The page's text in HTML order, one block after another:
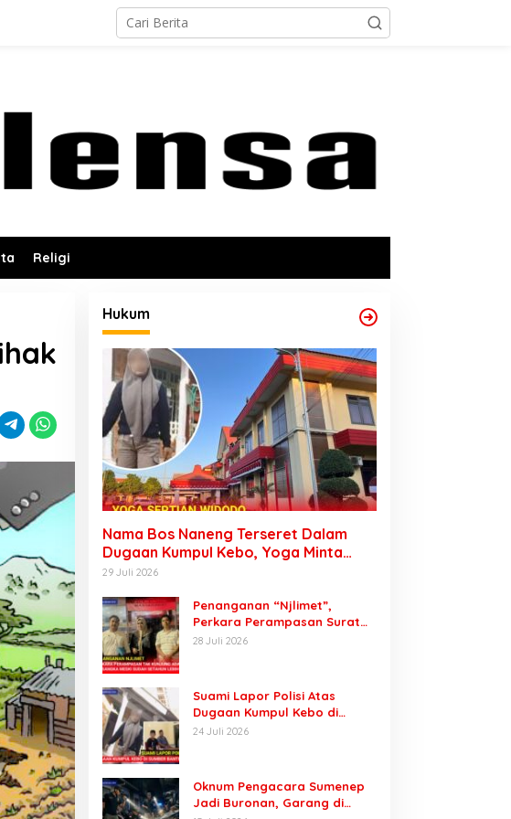
Religi
Hukum
Nama Bos Naneng Terseret Dalam
Dugaan Kumpul Kebo, Yoga Minta
Orang Tuanya Juga Dipanggil Polisi
29 Juli 2026
Penanganan “Njlimet”,
Perkara Perampasan Surat
Mobil Tak Kunjung Tersangka
28 Juli 2026
Suami Lapor Polisi Atas
Dugaan Kumpul Kebo di
Sumber Banteng Kejayan,
24 Juli 2026
Oknum Pengacara Sumenep
Jadi Buronan, Garang di